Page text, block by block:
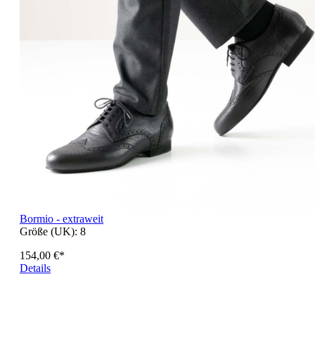
Bormio - extraweit
Größe (UK): 8
154,00 €*
Details